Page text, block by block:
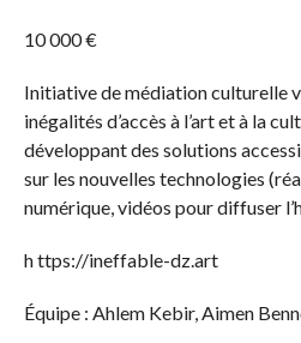
10 000 €
Initiative de médiation culturelle
inégalités d’accès à l’art et à la
développant des solutions
sur les nouvelles technologies
numérique, vidéos pour diffuser
h ttps://ineffable-dz.art
Équipe : Ahlem Kebir, Aimen